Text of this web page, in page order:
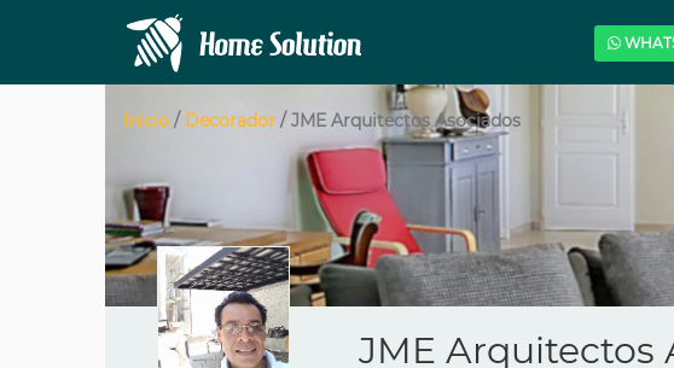
Inicio / Decorador / JME Arquitectos Asociados
JME Arquitectos